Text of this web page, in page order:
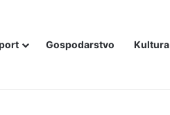
Gospodarstvo Kultura
lisice i medijski linč